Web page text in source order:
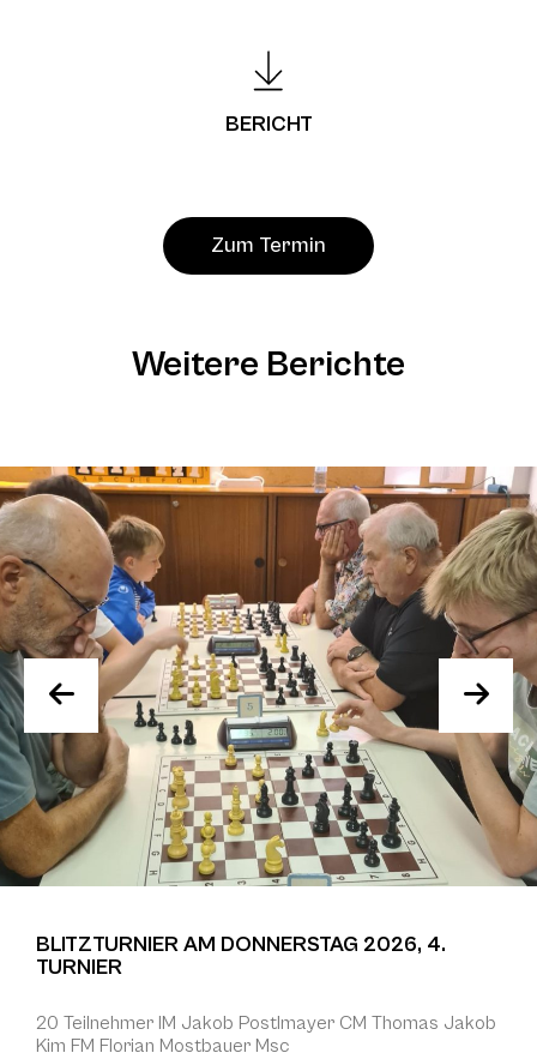
BERICHT
Zum Termin
Weitere Berichte
BLITZTURNIER AM DONNERSTAG 2026, 4.
TURNIER
20 Teilnehmer IM Jakob Postlmayer CM Thomas Jakob
Kim FM Florian Mostbauer Msc